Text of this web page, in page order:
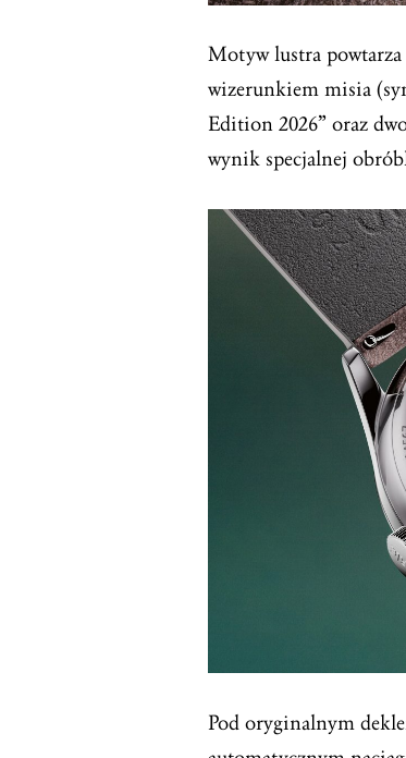
Motyw lustra
wizerunkiem misia
Edition 2026” oraz
wynik specjalnej
Pod oryginalnym